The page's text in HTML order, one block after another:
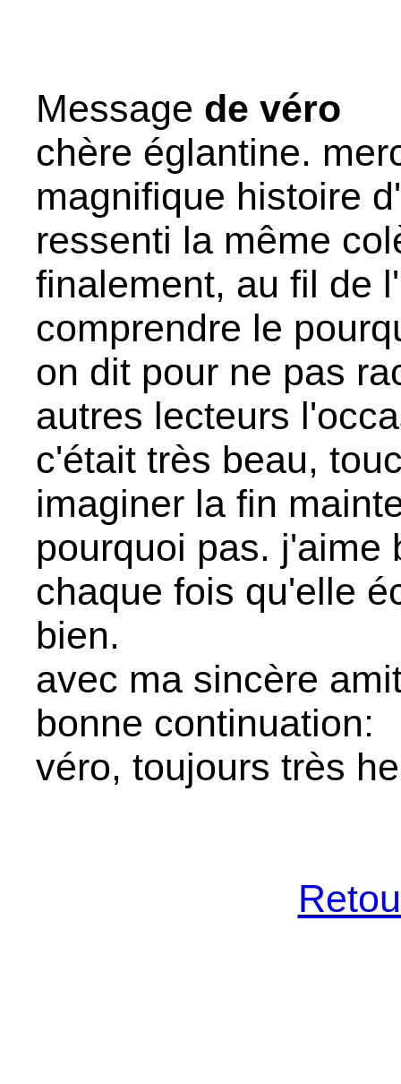
Message de véro
chère églantine.
magnifique histoire
ressenti la même
finalement, au fil de
comprendre le
on dit pour ne pas
autres lecteurs
c'était très beau,
imaginer la fin
pourquoi pas. j'aime
chaque fois qu'elle
bien.
avec ma sincère
bonne continuation:
véro, toujours très